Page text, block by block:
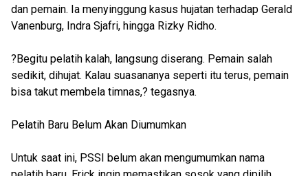
dan pemain. Ia menyinggung kasus hujatan terhadap Gerald
Vanenburg, Indra Sjafri, hingga Rizky Ridho.
?Begitu pelatih kalah, langsung diserang. Pemain salah
sedikit, dihujat. Kalau suasananya seperti itu terus, pemain
bisa takut membela timnas,? tegasnya.
Pelatih Baru Belum Akan Diumumkan
Untuk saat ini, PSSI belum akan mengumumkan nama